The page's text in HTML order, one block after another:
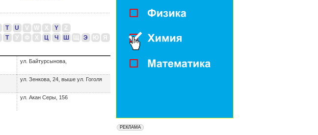
T U V W X Y
Z
Т У Ф Х Ц Ч Ш Щ Э Ю Я
ул. Байтурсынова,
ул. Зенкова, 24, выше ул. Гоголя
ул. Акан Серы, 156